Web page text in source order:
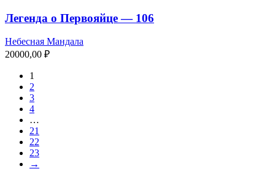
Легенда о Первояйце — 106
Небесная Мандала
20000,00 ₽
1
2
3
4
…
21
22
23
→